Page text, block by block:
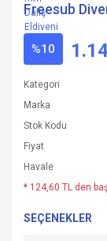
Freesub
%10
Kategori
Marka
Stok Kodu
Fiyat
Havale
* 124,60 TL den
SEÇENEKLER